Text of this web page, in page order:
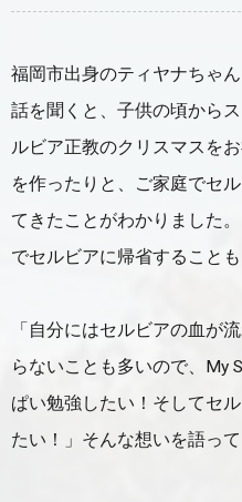
福岡市出身のティヤナちゃ
話を聞くと、子供の頃から
ルビア正教のクリスマスを
を作ったりと、ご家庭でセ
てきたことがわかりました
でセルビアに帰省すること
「自分にはセルビアの血が
らないことも多いので、My
ぱい勉強したい！そしてセ
たい！」そんな想いを語って